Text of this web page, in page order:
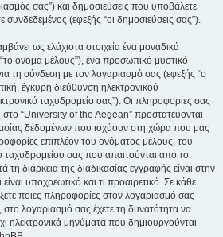
σας”) και δημοσιεύσεις που υποβάλετε
συνδεδεμένος (εφεξής “οι δημοσιεύσεις σας”).
ως ελάχιστα στοιχεία ένα μοναδικά
όνομα μέλους”), ένα προσωπικό μυστικό
τη σύνδεση με τον λογαριασμό σας (εφεξής “ο
έγκυρη διεύθυνση ηλεκτρονικού
ταχυδρομείο σας”). Οι πληροφορίες σας
στο “University of the Aegean” προστατεύονται
δεδομένων που ισχύουν στη χώρα που μας
επιπλέον του ονόματος μέλους, του
ταχυδρομείου σας που απαιτούνται από το
διάρκεια της διαδικασίας εγγραφής είναι στην
υποχρεωτικό και τι προαιρετικό. Σε κάθε
ποιες πληροφορίες στον λογαριασμό σας
στο λογαριασμό σας έχετε τη δυνατότητα να
ηλεκτρονικά μηνύματα που δημιουργούνται